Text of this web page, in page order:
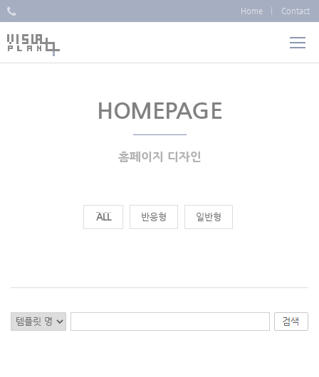
Home Contact
HOMEPAGE
홈페이지 디자인
전체 반응형 일반형